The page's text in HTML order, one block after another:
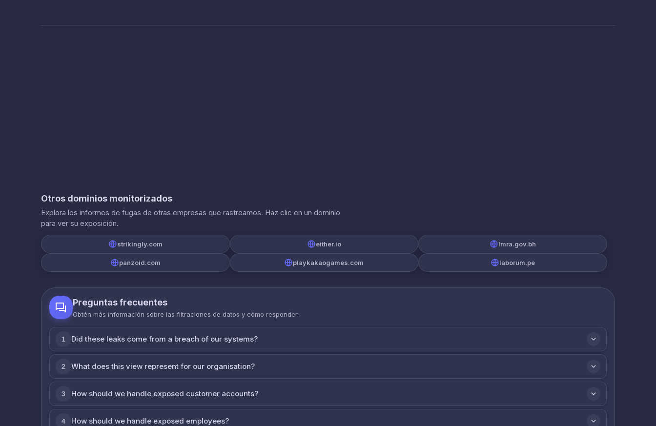
Otros dominios monitorizados
Explora los informes de fugas de otras empresas que rastreamos. Haz clic en un dominio
para ver su exposición.
strikingly.com either.io lmra.gov.bh
panzoid.com playkakaogames.com laborum.pe
Preguntas frecuentes
Obtén más información sobre las filtraciones de datos y cómo responder.
1 Did these leaks come from a breach of our systems?
2 What does this view represent for our organisation?
3 How should we handle exposed customer accounts?
4 How should we handle exposed employees?